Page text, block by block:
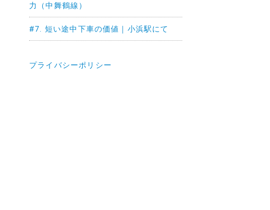
力（中舞鶴線）
#7. 短い途中下車の価値｜小浜駅にて
プライバシーポリシー